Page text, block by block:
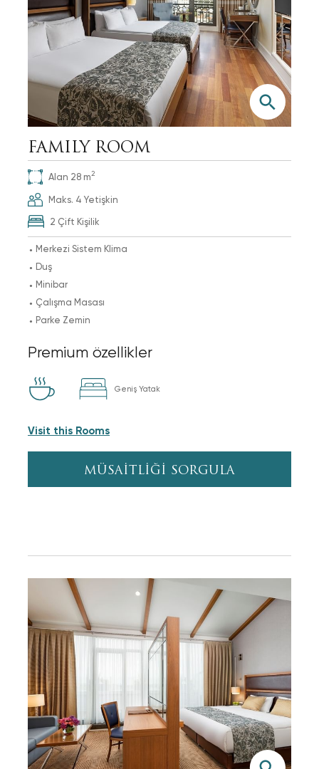
FAMILY ROOM
Alan 28 m2
Maks. 4Yetişkin
2 Çift Kişilik
Merkezi Sistem Klima
Duş
Minibar
Çalışma Masası
Parke Zemin
Premium özellikler
Geniş Yatak
Visit this Rooms
MÜSAİTLİĞİ SORGULA